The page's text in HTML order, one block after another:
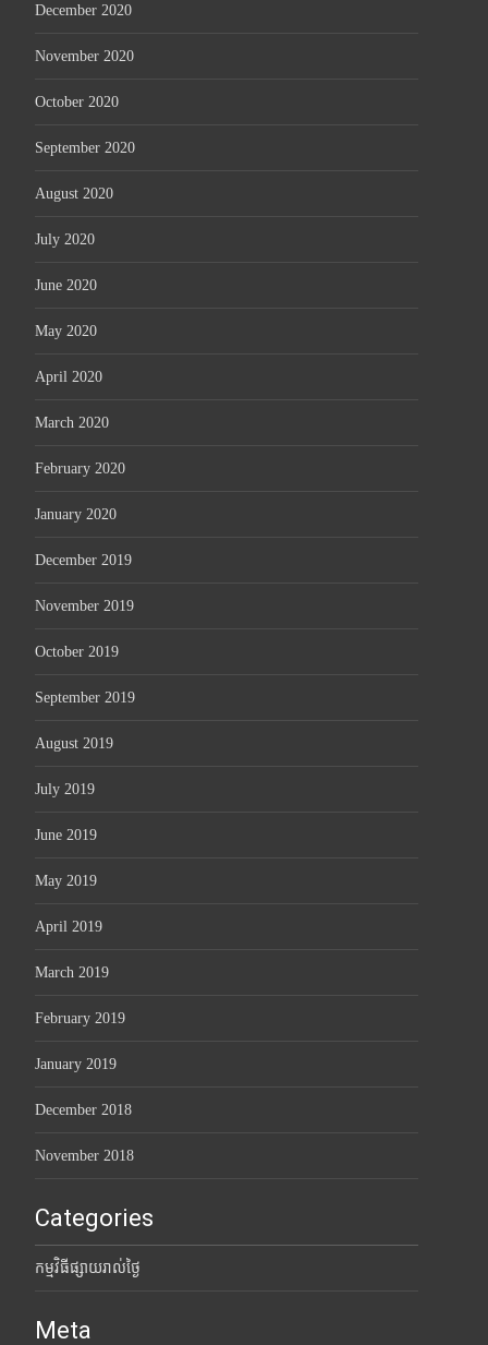
December 2020
November 2020
October 2020
September 2020
August 2020
July 2020
June 2020
May 2020
April 2020
March 2020
February 2020
January 2020
December 2019
November 2019
October 2019
September 2019
August 2019
July 2019
June 2019
May 2019
April 2019
March 2019
February 2019
January 2019
December 2018
November 2018
Categories
កម្មវិធីផ្សាយរាល់ថ្ងៃ
Meta